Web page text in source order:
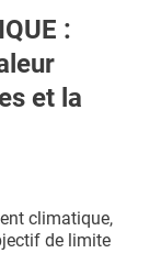
:
et la
climatique,
de limite